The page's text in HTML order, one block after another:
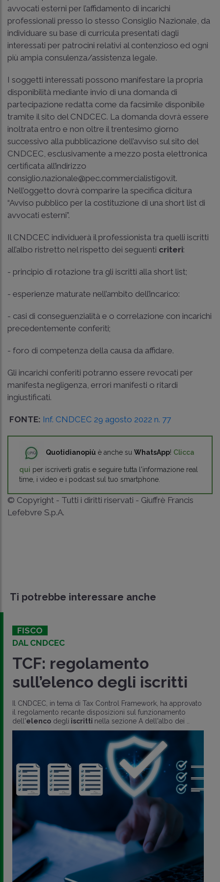
avvocati esterni per l’affidamento di incarichi
professionali presso lo stesso Consiglio Nazionale, da
individuare su base di curricula presentati dagli
interessati per patrocini relativi al contenzioso ed ogni
più ampia consulenza/assistenza legale.
I soggetti interessati possono manifestare la propria
disponibilità mediante invio di una domanda di
partecipazione redatta come da facsimile disponibile
tramite il sito del CNDCEC. La domanda dovrà essere
inoltrata entro e non oltre il trentesimo giorno
successivo alla pubblicazione dell’avviso sul sito del
CNDCEC, esclusivamente a mezzo posta elettronica
certificata all’indirizzo
consiglio.nazionale@pec.commercialistigov.it.
Nell’oggetto dovrà comparire la specifica dicitura
“Avviso pubblico per la costituzione di una short list di
avvocati esterni”.
Il CNDCEC individuerà il professionista tra quelli iscritti
all’albo ristretto nel rispetto dei seguenti criteri:
- principio di rotazione tra gli iscritti alla short list;
- esperienze maturate nell’ambito dell’incarico:
- casi di conseguenzialità e o correlazione con incarichi
precedentemente conferiti;
- foro di competenza della causa da affidare.
Gli incarichi conferiti potranno essere revocati per
manifesta negligenza, errori manifesti o ritardi
ingiustificati.
FONTE: Inf. CNDCEC 29 agosto 2022 n. 77
Quotidianopiù è anche su WhatsApp! Clicca
qui per iscriverti gratis e seguire tutta l'informazione real
time, i video e i podcast sul tuo smartphone.
© Copyright - Tutti i diritti riservati - Giuffrè Francis
Lefebvre S.p.A.
Ti potrebbe interessare anche
FISCO
DAL CNDCEC
TCF: regolamento
sull’elenco degli iscritti
Il CNDCEC, in tema di Tax Control Framework, ha approvato
il regolamento recante disposizioni sul funzionamento
dell'elenco degli iscritti nella sezione A dell'albo dei ..